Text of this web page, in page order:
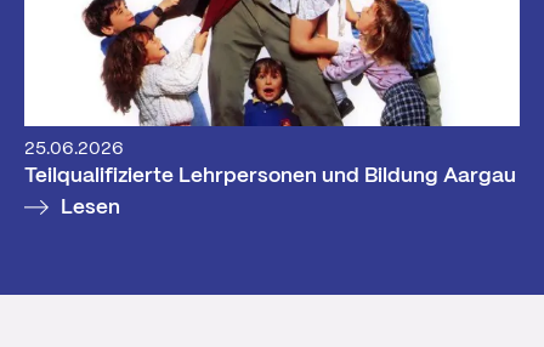
25.06.2026
Teilqualifizierte Lehrpersonen und Bildung Aargau
Lesen